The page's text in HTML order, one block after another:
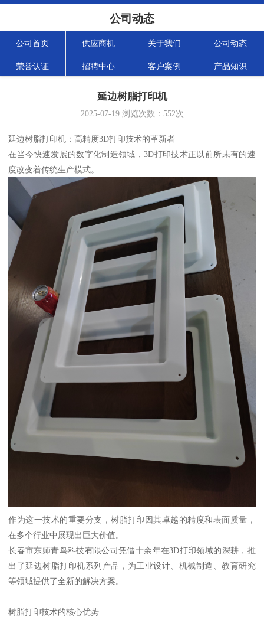
公司动态
公司首页 供应商机 关于我们 公司动态
荣誉认证 招聘中心 客户案例 产品知识
延边树脂打印机
2025-07-19浏览次数： 552次
延边树脂打印机：高精度3D打印技术的革新者
在当今快速发展的数字化制造领域，3D打印技术正以前所未有的速
度改变着传统生产模式。
作为这一技术的重要分支，树脂打印因其卓越的精度和表面质量，
在多个行业中展现出巨大价值。
长春市东师青鸟科技有限公司凭借十余年在3D打印领域的深耕，推
出了延边树脂打印机系列产品，为工业设计、机械制造、教育研究
等领域提供了全新的解决方案。
树脂打印技术的核心优势